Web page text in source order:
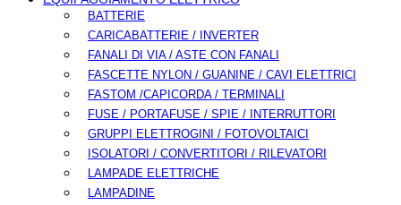
BATTERIE
CARICABATTERIE / INVERTER
FANALI DI VIA / ASTE CON FANALI
FASCETTE NYLON / GUANINE / CAVI ELETTRICI
FASTOM /CAPICORDA / TERMINALI
FUSE / PORTAFUSE / SPIE / INTERRUTTORI
GRUPPI ELETTROGINI / FOTOVOLTAICI
ISOLATORI / CONVERTITORI / RILEVATORI
LAMPADE ELETTRICHE
LAMPADINE